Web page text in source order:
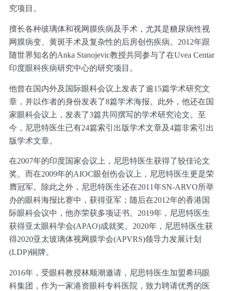
究项目。
擅长各种玻璃体和视网膜疾病及手术，尤其是糖尿病性视
网膜病变、黄斑手术及复杂性的后房创伤疾病。2012年跟
随世界知名的Anka Stanojevic教授共同参与了在Uvea Centar
印度眼科疾病研究中心的研究项目。
他曾在国内外及国际眼科会议上发表了逾15篇学术研究文
章，并以作者的身份发表了8篇学术海报。此外，他还在国
家眼科会议上，发表了3篇共同撰写的学术研究论文。至
今，尼思特医生已有24篇索引出版学术文章及4篇非索引出
版学术文章。
在2007年的印度国家会议上，尼思特医生获得了较佳论文
奖。而在2009年的AIOC眼创伤会议上，尼思特医生更是荣
膺冠军。除此之外，尼思特医生还在2011年SN-ARVO所举
办的眼科海报比赛中，获得亚军；随后在2012年的香港国
际眼科会议中，他亦荣获多项证书。2019年，尼思特医生
获得亚太眼科学会(APAO)成就奖。2020年，尼思特医生获
得2020亚太玻璃体视网膜学会(APVRS)领导力发展计划
(LDP)铜牌。
2016年，受眼科教授林顺潮邀请，尼思特医生加盟希玛眼
科集团，作为一家港资眼科专科医院，致力聘请优秀的医